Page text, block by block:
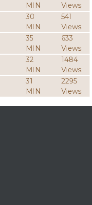
MIN
Views
30
MIN
541
Views
35
MIN
633
Views
32
MIN
1484
Views
31
MIN
2295
Views